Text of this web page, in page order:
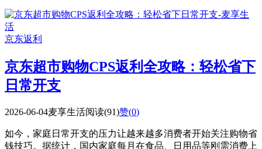
京东返利
京东超市购物CPS返利全攻略：轻松省下
日常开支
2026-06-04麦享生活阅读(91)赞(0)
如今，家庭日常开支的压力让越来越多消费者开始关注购物省
钱技巧。据统计，国内家庭每月在食品、日用品等刚需消费上